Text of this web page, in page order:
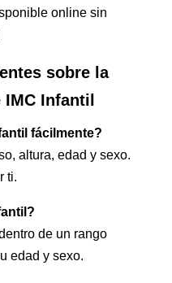
online sin
sobre la
Infantil
fácilmente?
altura, edad y sexo.
ti.
de un rango
edad y sexo.